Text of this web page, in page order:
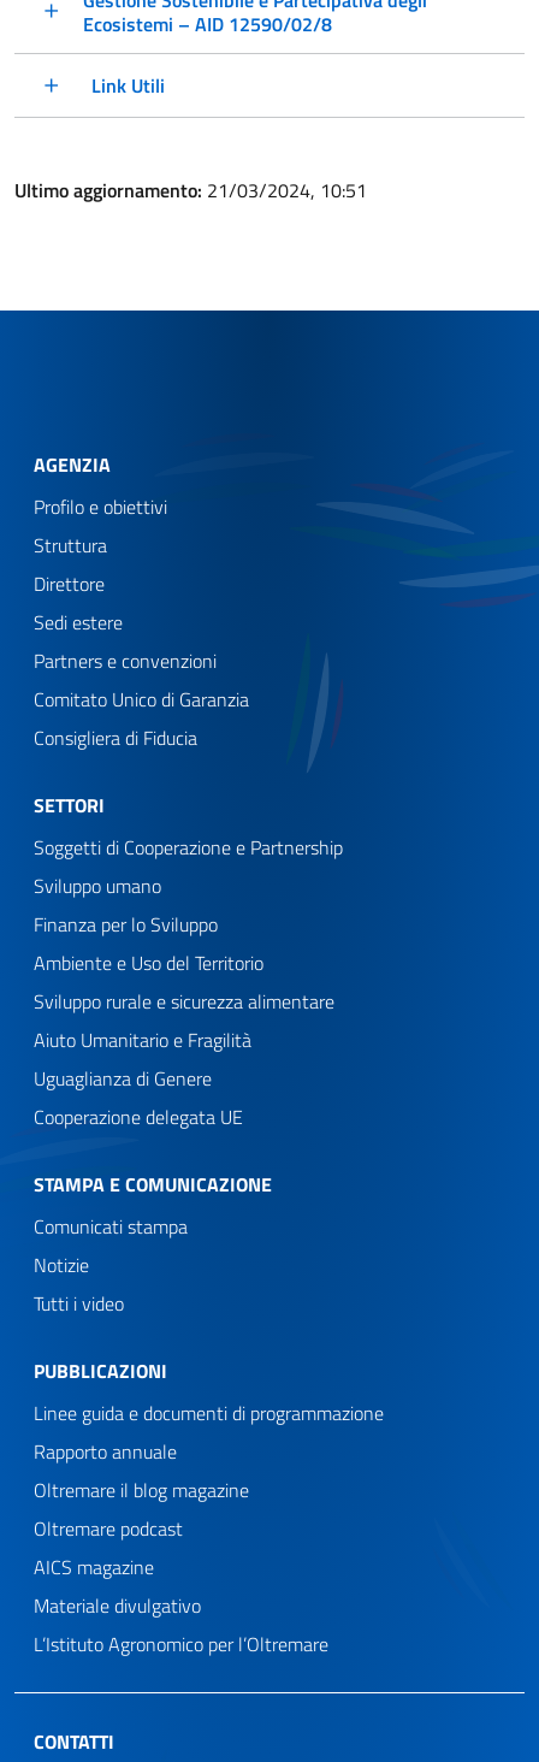
Ecosistemi – AID 12590/02/8
Link Utili
Ultimo aggiornamento: 21/03/2024, 10:51
AGENZIA
Profilo e obiettivi
Struttura
Direttore
Sedi estere
Partners e convenzioni
Comitato Unico di Garanzia
Consigliera di Fiducia
SETTORI
Soggetti di Cooperazione e Partnership
Sviluppo umano
Finanza per lo Sviluppo
Ambiente e Uso del Territorio
Sviluppo rurale e sicurezza alimentare
Aiuto Umanitario e Fragilità
Uguaglianza di Genere
Cooperazione delegata UE
STAMPA E COMUNICAZIONE
Comunicati stampa
Notizie
Tutti i video
PUBBLICAZIONI
Linee guida e documenti di programmazione
Rapporto annuale
Oltremare il blog magazine
Oltremare podcast
AICS magazine
Materiale divulgativo
L’Istituto Agronomico per l’Oltremare
CONTATTI